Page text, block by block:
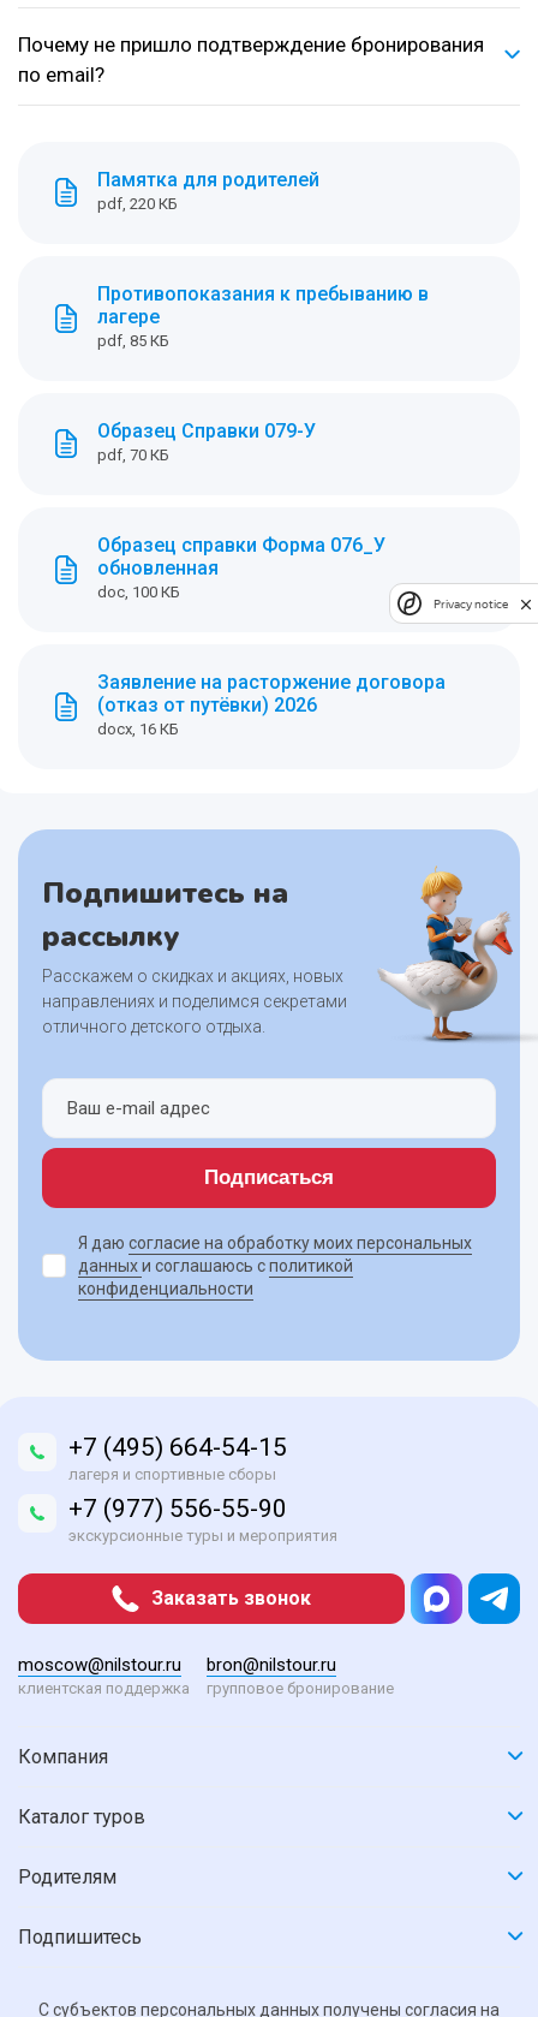
Почему не пришло подтверждение бронирования
по email?
Памятка для родителей
pdf, 220 КБ
Противопоказания к пребыванию в
лагере
pdf, 85 КБ
Образец Справки 079-У
pdf, 70 КБ
Образец справки Форма 076_У
обновленная
doc, 100 КБ
Заявление на расторжение договора
(отказ от путёвки) 2026
docx, 16 КБ
Подпишитесь на
рассылку
Расскажем о скидках и акциях, новых
направлениях и поделимся секретами
отличного детского отдыха.
Подписаться
Я даю согласие на обработку моих персональных
данныхи соглашаюсь сполитикой
конфиденциальности
+7 (495) 664-54-15
лагеря и спортивные сборы
+7 (977) 556-55-90
экскурсионные туры и мероприятия
Заказать звонок
moscow@nilstour.ru
клиентская поддержка
bron@nilstour.ru
групповое бронирование
Компания
Каталог туров
Родителям
Подпишитесь
С субъектов персональных данных получены согласия на
Privacy notice